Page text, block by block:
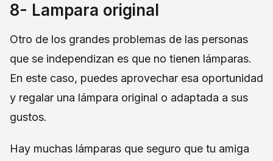
8- Lampara original
Otro de los grandes problemas de las personas
que se independizan es que no tienen lámparas.
En este caso, puedes aprovechar esa oportunidad
y regalar una lámpara original o adaptada a sus
gustos.
Hay muchas lámparas que seguro que tu amiga